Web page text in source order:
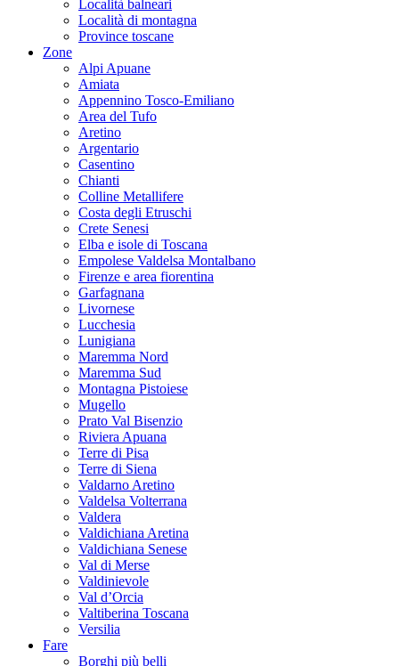
Località balneari
Località di montagna
Province toscane
Zone
Alpi Apuane
Amiata
Appennino Tosco-Emiliano
Area del Tufo
Aretino
Argentario
Casentino
Chianti
Colline Metallifere
Costa degli Etruschi
Crete Senesi
Elba e isole di Toscana
Empolese Valdelsa Montalbano
Firenze e area fiorentina
Garfagnana
Livornese
Lucchesia
Lunigiana
Maremma Nord
Maremma Sud
Montagna Pistoiese
Mugello
Prato Val Bisenzio
Riviera Apuana
Terre di Pisa
Terre di Siena
Valdarno Aretino
Valdelsa Volterrana
Valdera
Valdichiana Aretina
Valdichiana Senese
Val di Merse
Valdinievole
Val d’Orcia
Valtiberina Toscana
Versilia
Fare
Borghi più belli